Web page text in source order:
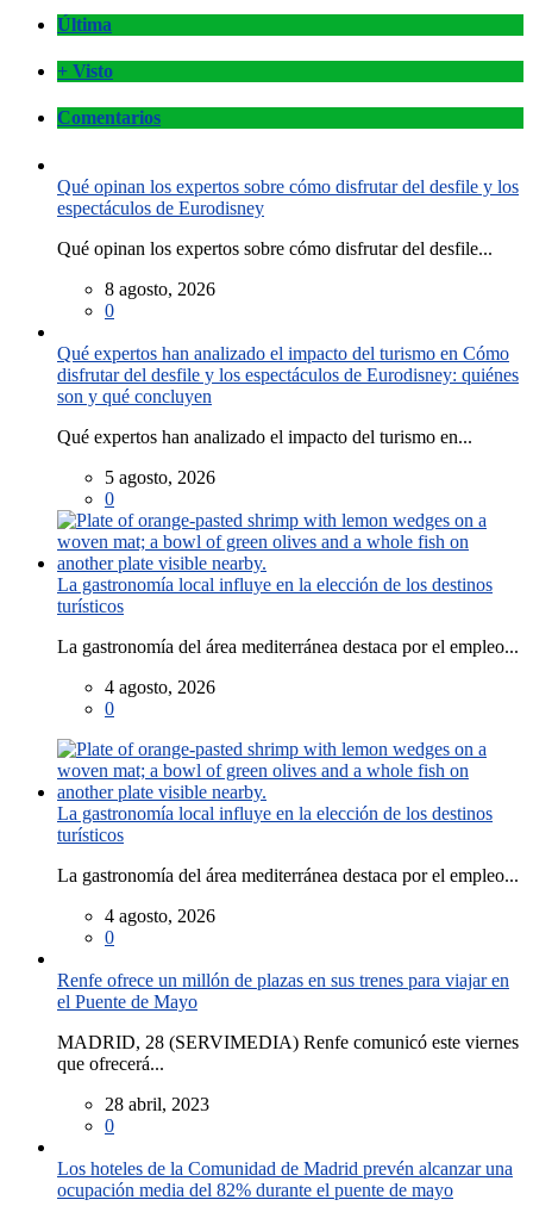
Última
+ Visto
Comentarios
Qué opinan los expertos sobre cómo disfrutar del desfile y los
espectáculos de Eurodisney
Qué opinan los expertos sobre cómo disfrutar del desfile...
8 agosto, 2026
0
Qué expertos han analizado el impacto del turismo en Cómo
disfrutar del desfile y los espectáculos de Eurodisney: quiénes
son y qué concluyen
Qué expertos han analizado el impacto del turismo en...
5 agosto, 2026
0
La gastronomía local influye en la elección de los destinos
turísticos
La gastronomía del área mediterránea destaca por el empleo...
4 agosto, 2026
0
La gastronomía local influye en la elección de los destinos
turísticos
La gastronomía del área mediterránea destaca por el empleo...
4 agosto, 2026
0
Renfe ofrece un millón de plazas en sus trenes para viajar en
el Puente de Mayo
MADRID, 28 (SERVIMEDIA) Renfe comunicó este viernes
que ofrecerá...
28 abril, 2023
0
Los hoteles de la Comunidad de Madrid prevén alcanzar una
ocupación media del 82% durante el puente de mayo